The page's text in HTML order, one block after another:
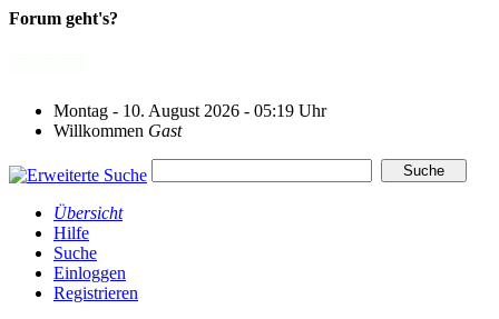
Forum geht's?
Montag - 10. August 2026 - 05:19 Uhr
Willkommen Gast
Übersicht
Hilfe
Suche
Einloggen
Registrieren